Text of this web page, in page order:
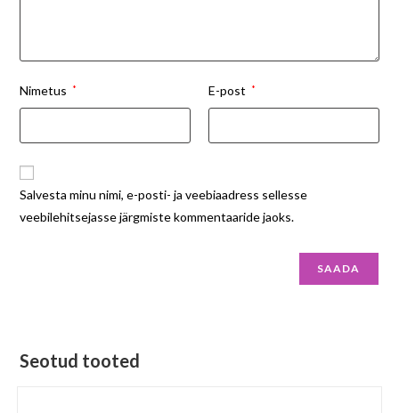
Nimetus * E-post *
Salvesta minu nimi, e-posti- ja veebiaadress sellesse
veebilehitsejasse järgmiste kommentaaride jaoks.
Seotud tooted